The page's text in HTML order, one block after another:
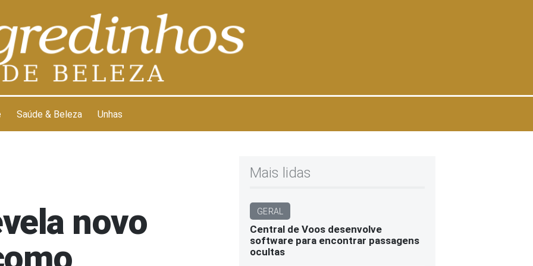
Saúde & Beleza Unhas
novo
Mais lidas
GERAL
Central de Voos desenvolve
software para encontrar passagens
ocultas